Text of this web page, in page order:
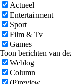
Actueel
Entertainment
Sport
Film & Tv
Games
Toon berichten van
Weblog
Column
(P)review